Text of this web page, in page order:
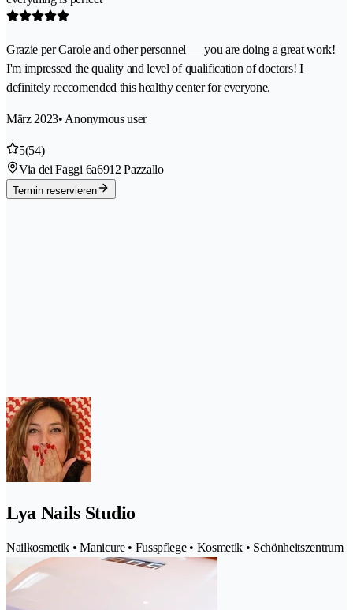
Grazie per Carole and other personnel — you are doing a great work!
I'm impressed the quality and level of qualification of doctors! I
definitely reccomended this healthy center for everyone.
März 2023• Anonymous user
5(54)
Via dei Faggi 6a6912 Pazzallo
Termin reservieren
Lya Nails Studio
Nailkosmetik • Manicure • Fusspflege • Kosmetik • Schönheitszentrum